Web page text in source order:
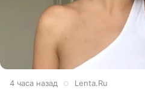
4 часа назад Lenta.Ru